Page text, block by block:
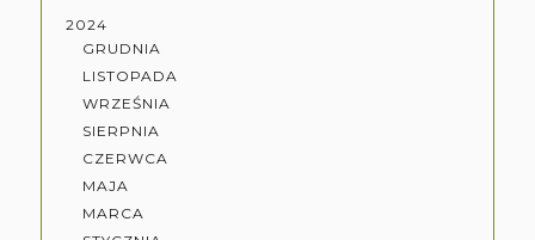
2024
GRUDNIA
LISTOPADA
WRZEŚNIA
SIERPNIA
CZERWCA
MAJA
MARCA